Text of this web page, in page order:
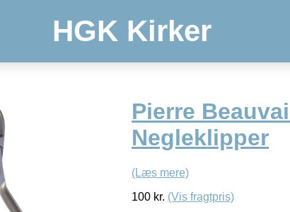
HGK Kirker
Pierre
Negleklipper
(Læs mere)
100 kr. (Vis fragtpris)